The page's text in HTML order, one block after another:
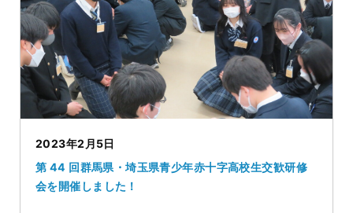
2023年2月5日
第 44 回群馬県・埼玉県青少年赤十字高校生交歓研修
会を開催しました！